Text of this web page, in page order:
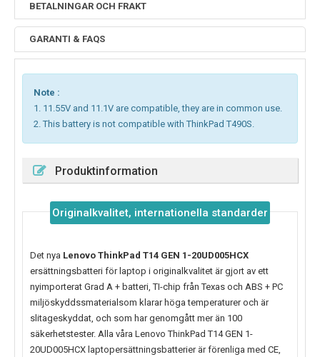
BETALNINGAR OCH FRAKT
GARANTI & FAQS
Note :
1. 11.55V and 11.1V are compatible, they are in common use.
2. This battery is not compatible with ThinkPad T490S.
Produktinformation
Originalkvalitet, internationella standarder
Det nya Lenovo ThinkPad T14 GEN 1-20UD005HCX
ersättningsbatteri för laptop i originalkvalitet är gjort av ett
nyimporterat Grad A + batteri, TI-chip från Texas och ABS + PC
miljöskyddssmaterialsom klarar höga temperaturer och är
slitageskyddat, och som har genomgått mer än 100
säkerhetstester. Alla våra Lenovo ThinkPad T14 GEN 1-
20UD005HCX laptopersättningsbatterier är förenliga med CE,